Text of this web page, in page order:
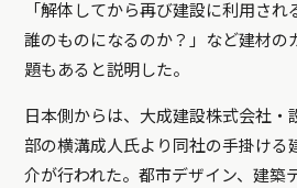
「解体してから再び建設に利用さ
誰のものになるのか？」など建材の
題もあると説明した。
日本側からは、大成建設株式会社・
部の横溝成人氏より同社の手掛ける
介が行われた。都市デザイン、建築